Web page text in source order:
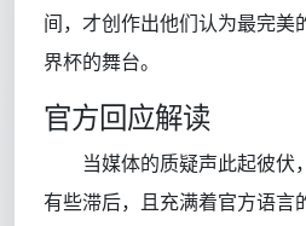
间，才创作出他们认为最完美
界杯的舞台。
官方回应解读
当媒体的质疑声此起彼伏
有些滞后，且充满着官方语言